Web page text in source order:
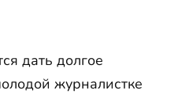
дать долгое
журналистке